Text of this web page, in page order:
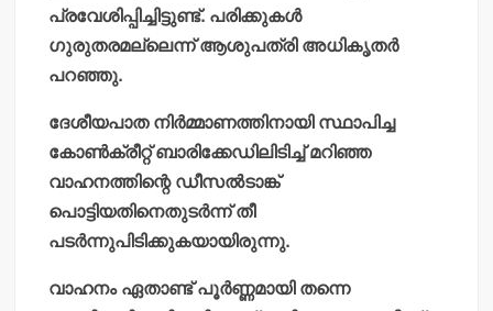
പ്രവേശിപ്പിച്ചിട്ടുണ്ട്. പരിക്കുകള്‍
ഗുരുതരമല്ലെന്ന് ആശുപത്രി അധികൃതര്‍
പറഞ്ഞു.
ദേശീയപാത നിര്‍മ്മാണത്തിനായി സ്ഥാപിച്ച
കോണ്‍ക്രീറ്റ് ബാരിക്കേഡിലിടിച്ച് മറിഞ്ഞ
വാഹനത്തിന്റെ ഡീസല്‍ടാങ്ക്
പൊട്ടിയതിനെതുടര്‍ന്ന് തീ
പടര്‍ന്നുപിടിക്കുകയായിരുന്നു.
വാഹനം ഏതാണ്ട് പൂര്‍ണ്ണമായി തന്നെ